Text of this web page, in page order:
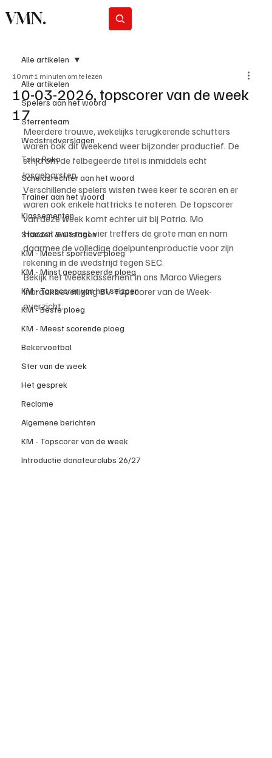
VMN.
Alle artikelen
Spelers aan het woord
Sterrenteam
Wedstrijdverslagen
Toko Roko
Scheidsrechter aan het woord
Trainer aan het woord
Klassementen
Standen & uitslagen
KM - Meest sportieve ploeg
KM - Minst gepasseerde ploeg
KM - Topscorer van het seizoen
KM - Beste ploeg
KM - Meest scorende ploeg
Bekervoetbal
Ster van de week
Het gesprek
Reclame
Algemene berichten
KM - Topscorer van de week
Introductie donateurclubs 26/27
Alle artikelen
10-03-2026, topscorer van de week
17
10 mrt 1 minuten om te lezen
Meerdere trouwe, wekelijks terugkerende schutters
waren ook dit weekend weer bijzonder productief. De
strijd om de felbegeerde titel is inmiddels echt
losgebarsten.
Verschillende spelers wisten twee keer te scoren en er
waren ook enkele hattricks te noteren. De topscorer
van deze week komt echter uit bij Patria. Mo
Hazzat was met vier treffers de grote man en nam
daarmee de volledige doelpuntenproductie voor zijn
rekening in de wedstrijd tegen SEC.
Bekijk het weekklassement in ons Marco Wiegers
Inbraakbeveiliging BV Topscorer van de Week-
overzicht.